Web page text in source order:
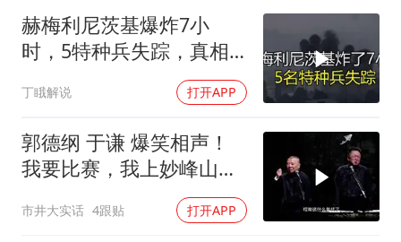
赫梅利尼茨基爆炸7小
时，5特种兵失踪，真相
丁睋解说 打开APP
郭德纲 于谦 爆笑相声！
我要比赛，我上妙峰山干
嘛去？你去拜一拜冠军老
祖庙
市井大实话 4跟贴 打开APP